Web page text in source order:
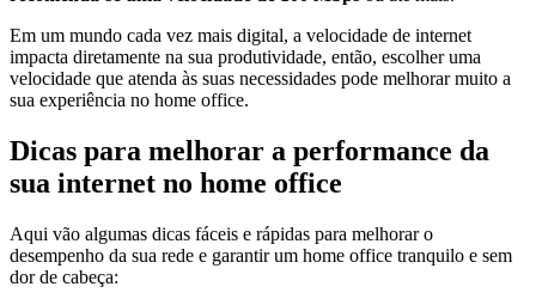
Em um mundo cada vez mais digital, a velocidade de internet
impacta diretamente na sua produtividade, então, escolher uma
velocidade que atenda às suas necessidades pode melhorar muito a
sua experiência no home office.
Dicas para melhorar a performance da
sua internet no home office
Aqui vão algumas dicas fáceis e rápidas para melhorar o
desempenho da sua rede e garantir um home office tranquilo e sem
dor de cabeça: